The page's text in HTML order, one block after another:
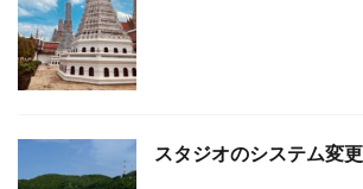
スタジオのシステム変